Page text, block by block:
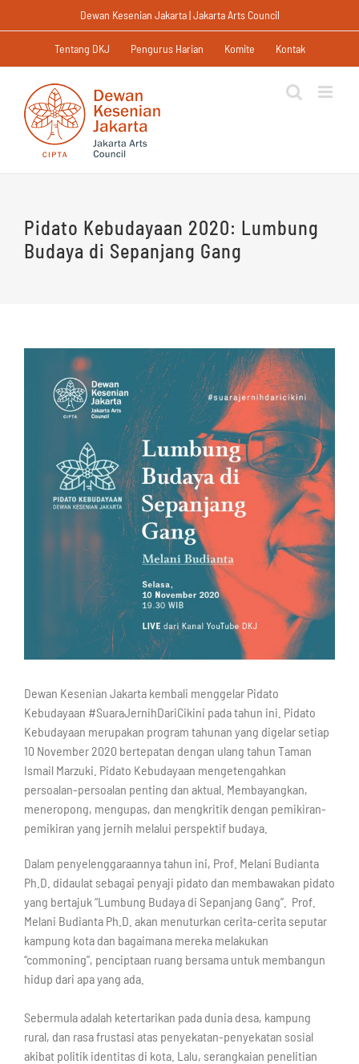
to
Dewan Kesenian Jakarta | Jakarta Arts Council
Tentang DKJ Pengurus Harian Komite Kontak
Pidato Kebudayaan 2020: Lumbung
Budaya di Sepanjang Gang
Dewan Kesenian Jakarta kembali menggelar Pidato
Kebudayaan #SuaraJernihDariCikini pada tahun ini. Pidato
Kebudayaan merupakan program tahunan yang digelar setiap
10 November 2020 bertepatan dengan ulang tahun Taman
Ismail Marzuki. Pidato Kebudayaan mengetengahkan
persoalan-persoalan penting dan aktual. Membayangkan,
meneropong, mengupas, dan mengkritik dengan pemikiran-
pemikiran yang jernih melalui perspektif budaya.
Dalam penyelenggaraannya tahun ini, Prof. Melani Budianta
Ph.D. didaulat sebagai penyaji pidato dan membawakan pidato
yang bertajuk “Lumbung Budaya di Sepanjang Gang”. Prof.
Melani Budianta Ph.D. akan menuturkan cerita-cerita seputar
kampung kota dan bagaimana mereka melakukan
“commoning”, penciptaan ruang bersama untuk membangun
hidup dari apa yang ada. ⁣⁣
Sebermula adalah ketertarikan pada dunia desa, kampung
rural, dan rasa frustasi atas penyekatan-penyekatan sosial
akibat politik identitas di kota. Lalu, serangkaian penelitian